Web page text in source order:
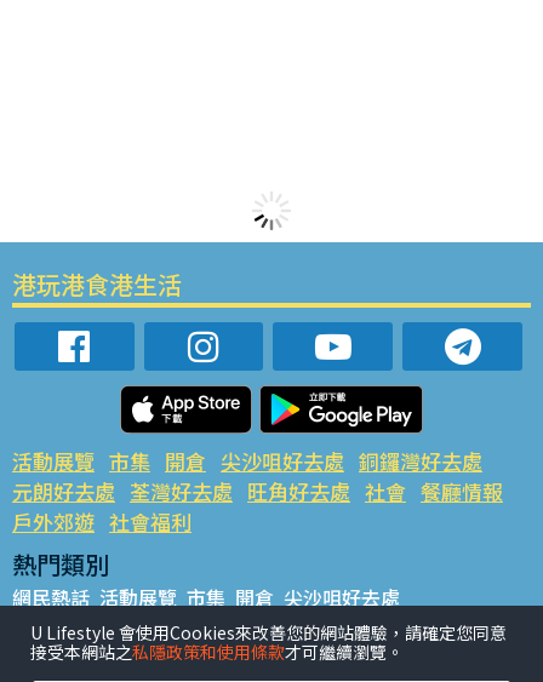
港玩港食港生活
活動展覽 市集 開倉 尖沙咀好去處 銅鑼灣好去處
元朗好去處 荃灣好去處 旺角好去處 社會 餐廳情報
戶外郊遊 社會福利
熱門類別
網民熱話 活動展覽 市集 開倉 尖沙咀好去處
銅鑼灣好去處 元朗好去處 荃灣好去處 旺角好去處 社會
餐廳情報 戶外郊遊
U Lifestyle 會使用Cookies來改善您的網站體驗，請確定您同意
接受本網站之私隱政策和使用條款才可繼續瀏覽。